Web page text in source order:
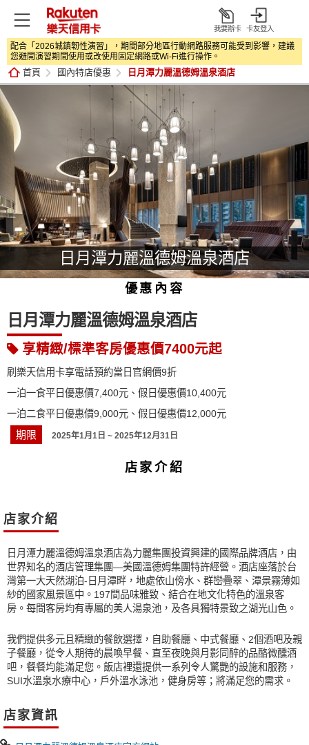
打
開
我要辦卡 卡友登入
配合「2026城鎮韌性演習」，期間部分地區行動網路服務可能受到影響，建議
您避開演習期間使用或改使用固定網路或Wi‑Fi進行操作。
首頁 國內特店優惠 日月潭力麗溫德姆溫泉酒店
日月潭力麗溫德姆溫泉酒店
優惠內容
日月潭力麗溫德姆溫泉酒店
享精緻/標準客房優惠價7400元起
刷樂天信用卡享電話預約當日官網價9折
一泊一食平日優惠價7,400元、假日優惠價10,400元
一泊二食平日優惠價9,000元、假日優惠價12,000元
期限 2025年1月1日 ~ 2025年12月31日
店家介紹
店家介紹
日月潭力麗溫德姆溫泉酒店為力麗集團投資興建的國際品牌酒店，由
世界知名的酒店管理集團—美國溫德姆集團特許經營。酒店座落於台
灣第一大天然湖泊-日月潭畔，地處依山傍水、群巒疊翠、潭景霧薄如
紗的國家風景區中。197間品味雅致、結合在地文化特色的溫泉客
房。每間客房均有專屬的美人湯泉池，及各具獨特景致之湖光山色。
我們提供多元且精緻的餐飲選擇，自助餐廳、中式餐廳、2個酒吧及親
子餐廳，從令人期待的晨喚早餐、直至夜晚與月影同醉的品酪微醺酒
吧，餐餐均能滿足您。飯店裡還提供一系列令人驚艷的設施和服務，
SUI水溫泉水療中心，戶外溫水泳池，健身房等；將滿足您的需求。
店家資訊